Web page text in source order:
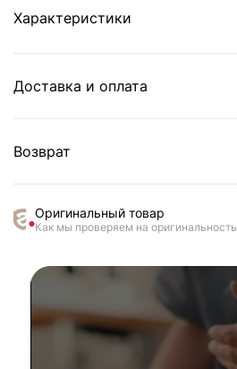
Характеристики
Доставка и оплата
Возврат
Оригинальный товар
Как мы проверяем на оригинальность